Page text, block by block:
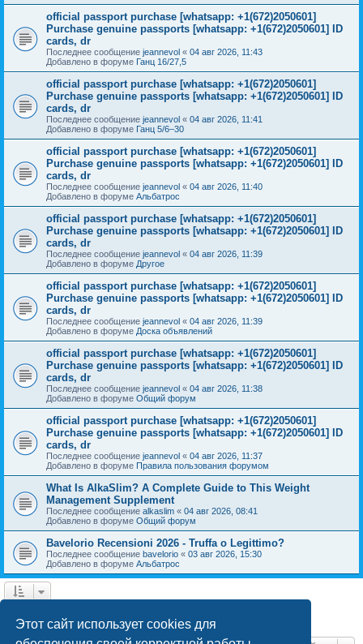
Этот сайт использует cookies для
official passport purchase [whatsapp: +1(672)2050601]
Purchase genuine passports [whatsapp: +1(672)2050601] ID
cards, dr
Последнее сообщение jeannevol « 04 авг 2026, 11:43
Добавлено в форуме Ганц 16/27,5
official passport purchase [whatsapp: +1(672)2050601]
Purchase genuine passports [whatsapp: +1(672)2050601] ID
cards, dr
Последнее сообщение jeannevol « 04 авг 2026, 11:41
Добавлено в форуме Ганц 5/6–30
official passport purchase [whatsapp: +1(672)2050601]
Purchase genuine passports [whatsapp: +1(672)2050601] ID
cards, dr
Последнее сообщение jeannevol « 04 авг 2026, 11:40
Добавлено в форуме Альбатрос
official passport purchase [whatsapp: +1(672)2050601]
Purchase genuine passports [whatsapp: +1(672)2050601] ID
cards, dr
Последнее сообщение jeannevol « 04 авг 2026, 11:39
Добавлено в форуме Другое
official passport purchase [whatsapp: +1(672)2050601]
Purchase genuine passports [whatsapp: +1(672)2050601] ID
cards, dr
Последнее сообщение jeannevol « 04 авг 2026, 11:39
Добавлено в форуме Доска объявлений
official passport purchase [whatsapp: +1(672)2050601]
Purchase genuine passports [whatsapp: +1(672)2050601] ID
cards, dr
Последнее сообщение jeannevol « 04 авг 2026, 11:38
Добавлено в форуме Общий форум
official passport purchase [whatsapp: +1(672)2050601]
Purchase genuine passports [whatsapp: +1(672)2050601] ID
cards, dr
Последнее сообщение jeannevol « 04 авг 2026, 11:37
Добавлено в форуме Правила пользования форумом
What Is AlkaSlim? A Complete Guide to This Weight
Management Supplement
Последнее сообщение alkaslim « 04 авг 2026, 08:41
Добавлено в форуме Общий форум
Bavelorio Recensioni 2026 - Truffa o Legittimo?
Последнее сообщение bavelorio « 03 авг 2026, 15:30
Добавлено в форуме Альбатрос